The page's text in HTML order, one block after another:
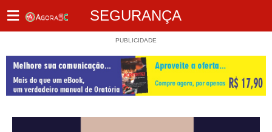
SEGURANÇA
PUBLICIDADE